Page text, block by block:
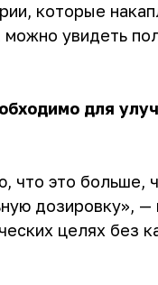
которые
увидеть
для
это больше,
дозировку»,
целях без